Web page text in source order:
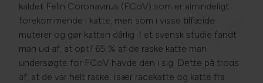
kaldet Felin Coronavirus (FCoV) som er almindeligt
forekommende i katte, men som i visse tilfælde
muterer og gør katten dårlig. I et svensk studie fandt
man ud af, at optil 65 % af de raske katte man
undersøgte for FCoV havde den i sig. Dette på trods
af, at de var helt raske. Især racekatte og katte fra